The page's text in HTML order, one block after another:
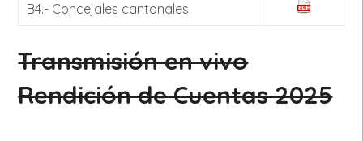
B4.- Concejales cantonales.
Transmisión en vivo
Rendición de Cuentas 2025